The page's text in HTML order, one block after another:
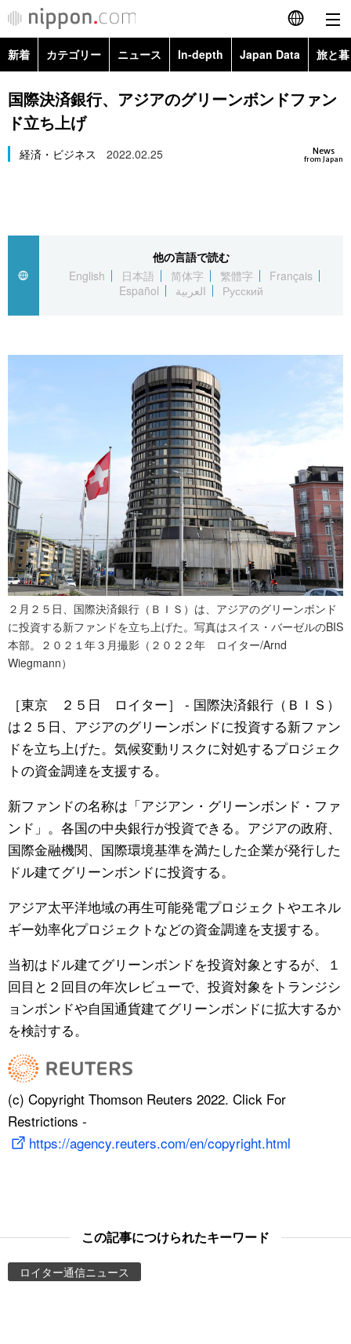
English
简体字
Русский
カテゴリー
経済・ビジネス
国際
暮らし
スポーツ・東京2020
トップ
アーカイブ
In-depth
Japan Data
Cinema
Topics
Images
People
東京
公式SNS
新着 カテゴリー ニュース In-depth Japan Data 旅と
政治・外交
経済・ビジネス
Topics
国際決済銀行、アジアのグリーンボンドファン
ド立ち上げ
News
from Japan
経済・ビジネス 2022.02.25
他の言語で読む
English
日本語 简体字 繁體字
Français
Español
العربية Русский
２月２５日、国際決済銀行（ＢＩＳ）は、アジアのグリーンボンド
に投資する新ファンドを立ち上げた。写真はスイス・バーゼルのBIS
本部。２０２１年３月撮影（２０２２年 ロイター/Arnd
Wiegmann）
［東京 ２５日 ロイター］ - 国際決済銀行（ＢＩＳ）
は２５日、アジアのグリーンボンドに投資する新ファン
ドを立ち上げた。気候変動リスクに対処するプロジェク
トの資金調達を支援する。
新ファンドの名称は「アジアン・グリーンボンド・ファ
ンド」。各国の中央銀行が投資できる。アジアの政府、
国際金融機関、国際環境基準を満たした企業が発行した
ドル建てグリーンボンドに投資する。
アジア太平洋地域の再生可能発電プロジェクトやエネル
ギー効率化プロジェクトなどの資金調達を支援する。
当初はドル建てグリーンボンドを投資対象とするが、１
回目と２回目の年次レビューで、投資対象をトランジシ
ョンボンドや自国通貨建てグリーンボンドに拡大するか
を検討する。
(c) Copyright Thomson Reuters 2022. Click For
Restrictions -
https://agency.reuters.com/en/copyright.html
この記事につけられたキーワード
ロイター通信ニュース